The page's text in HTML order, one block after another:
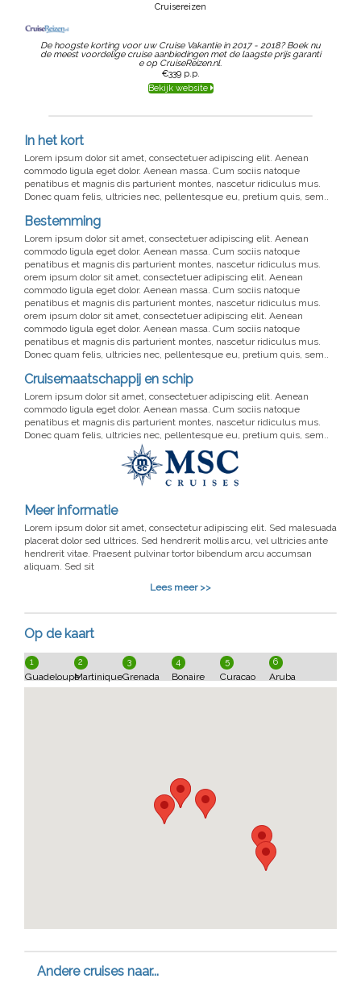
Cruisereizen
De hoogste korting voor uw Cruise Vakantie in 2017 - 2018? Boek nu
de meest voordelige cruise aanbiedingen met de laagste prijs garanti
e op CruiseReizen.nl.
€339p.p.
Bekijk website
In het kort
Lorem ipsum dolor sit amet, consectetuer adipiscing elit. Aenean
commodo ligula eget dolor. Aenean massa. Cum sociis natoque
penatibus et magnis dis parturient montes, nascetur ridiculus mus.
Donec quam felis, ultricies nec, pellentesque eu, pretium quis, sem..
Bestemming
Lorem ipsum dolor sit amet, consectetuer adipiscing elit. Aenean
commodo ligula eget dolor. Aenean massa. Cum sociis natoque
penatibus et magnis dis parturient montes, nascetur ridiculus mus.
orem ipsum dolor sit amet, consectetuer adipiscing elit. Aenean
commodo ligula eget dolor. Aenean massa. Cum sociis natoque
penatibus et magnis dis parturient montes, nascetur ridiculus mus.
orem ipsum dolor sit amet, consectetuer adipiscing elit. Aenean
commodo ligula eget dolor. Aenean massa. Cum sociis natoque
penatibus et magnis dis parturient montes, nascetur ridiculus mus.
Donec quam felis, ultricies nec, pellentesque eu, pretium quis, sem..
Cruisemaatschappij en schip
Lorem ipsum dolor sit amet, consectetuer adipiscing elit. Aenean
commodo ligula eget dolor. Aenean massa. Cum sociis natoque
penatibus et magnis dis parturient montes, nascetur ridiculus mus.
Donec quam felis, ultricies nec, pellentesque eu, pretium quis, sem..
Meer informatie
Lorem ipsum dolor sit amet, consectetur adipiscing elit. Sed malesuada
placerat dolor sed ultrices. Sed hendrerit mollis arcu, vel ultricies ante
hendrerit vitae. Praesent pulvinar tortor bibendum arcu accumsan
aliquam. Sed sit
Lees meer >>
Op de kaart
1
Guadeloupe
2
Martinique
3
Grenada
4
Bonaire
5
Curacao
6
Aruba
Andere cruises naar...